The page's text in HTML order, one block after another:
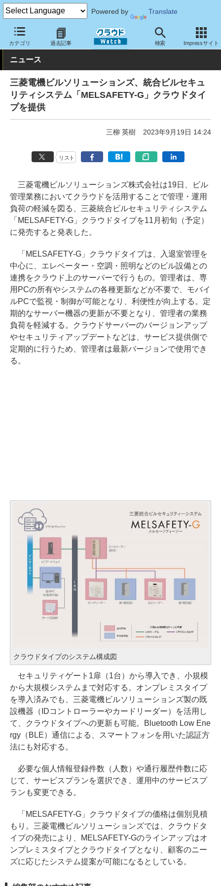
Powered by Translate
カテゴリ 過去記事 検索 Impressサイト
クラウド Watch セキュリティ セキュリティサービス
ニュース
三菱電機ビルソリューションズ、統合ビルセキュ
リティシステム「MELSAFETY-G」クラウドタイ
プを提供
三柳 英樹 2023年9月19日 14:24
リスト
三菱電機ビルソリューションズ株式会社は19日、ビル
管理業務においてクラウドを活用することで管理・運用
負荷の軽減を図る、三菱統合ビルセキュリティシステム
「MELSAFETY-G」クラウドタイプを11月初旬（予定）
に発売すると発表した。
「MELSAFETY-G」クラウドタイプは、入退室管理を
中心に、エレベーター・空調・照明などのビル設備との
連携をクラウド上のサーバーで行うもの。管理者は、専
用PCの所有やシステムの各種更新などが不要で、モバイ
ルPCで監視・制御が可能となり、利便性が向上する。定
期的なサーバー機器の更新が不要となり、管理者の業務
負荷を軽減する。クラウドサーバーのバージョンアップ
やセキュリティアップデートなどは、サービス提供側で
定期的に行うため、管理者は最新バージョンで使用でき
る。
クラウドタイプのシステム構成図
セキュリティゲート1扉（1台）から導入でき、小規模
から大規模システムまで対応する。オンプレミスタイプ
を導入済みでも、三菱電機ビルソリューションズ製の既
設機器（IDコントローラーやカードリーダー）を活用し
て、クラウドタイプへの更新も可能。Bluetooth Low Ene
rgy（BLE）通信による、スマートフォンを用いた認証方
法にも対応する。
必要な個人情報登録件数（人数）や通行履歴件数に応
じて、サービスプランを選択でき、運用中のサービスプ
ランも変更できる。
「MELSAFETY-G」クラウドタイプの価格は個別見積
もり。三菱電機ビルソリューションズでは、クラウドタ
イプの発売により、MELSAFETY-Gのラインアップはオ
ンプレミスタイプとクラウドタイプとなり、顧客のニー
ズに応じたシステム提案が可能になるとしている。